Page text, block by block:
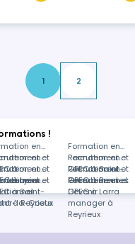
1 2
!
en
et
à
Formation en
Recrutement et
GPEC à Saint-
Omer
en
et
à Lyon
Formation en
Recrutement et
GPEC à Rennes
en
et
à Saint-
la-Coste
Formation en
Recrutement et
GPEC à Larra
en
à Reyrieux
Formation en
Devenir
manager à
Reyrieux